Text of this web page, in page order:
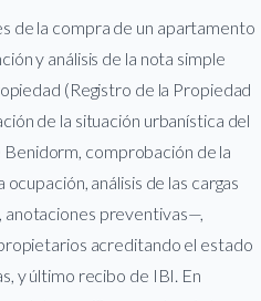
de la compra de un apartamento
y análisis de la nota simple
(Registro de la Propiedad
de la situación urbanística del
comprobación de la
análisis de las cargas
preventivas—,
acreditando el estado
y último recibo de IBI. En